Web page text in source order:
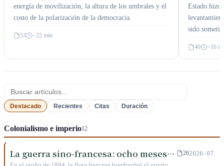
energía de movilización, la altura de los umbrales y el
costo de la polarización de la democracia.
53 ~22 min
Estado
sido
40 ~16
Buscar en esta categoría
Destacado Recientes Citas Duración
Colonialismo e imperio12
La guerra sino-francesa: ocho meses
262026-07